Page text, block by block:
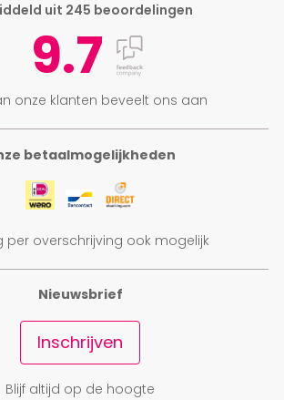
betaalmogelijkheden
per overschrijving ook mogelijk
uit 245 beoordelingen
9.7
onze klanten beveelt ons aan
Nieuwsbrief
Inschrijven
Blijf altijd op de hoogte